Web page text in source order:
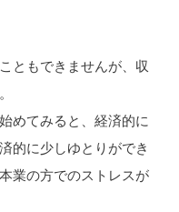
ともできませんが、収
めてみると、経済的に
的に少しゆとりができ
業の方でのストレスが